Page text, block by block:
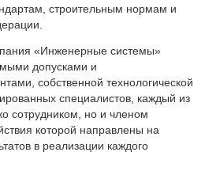
строительным нормам и
«Инженерные системы»
допусками и
собственной технологической
специалистов, каждый из
сотрудником, но и членом
которой направлены на
в реализации каждого